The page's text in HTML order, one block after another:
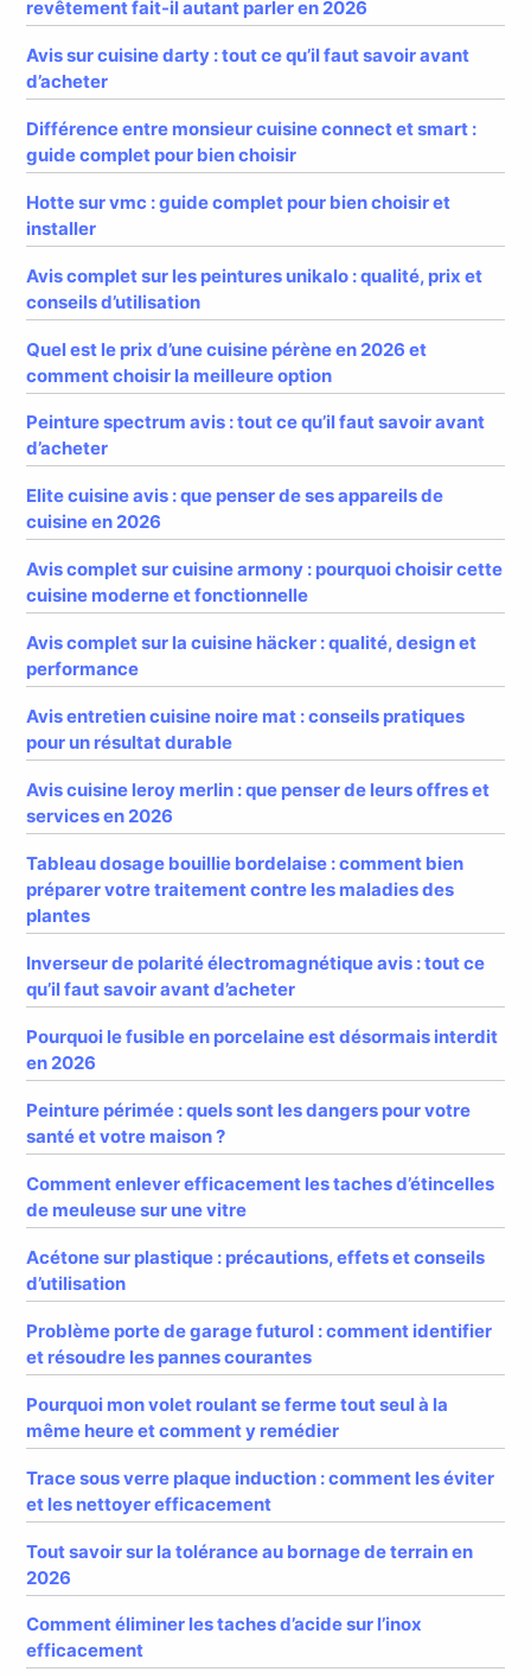
revêtement fait-il autant parler en 2026
Avis sur cuisine darty : tout ce qu’il faut savoir avant
d’acheter
Différence entre monsieur cuisine connect et smart :
guide complet pour bien choisir
Hotte sur vmc : guide complet pour bien choisir et
installer
Avis complet sur les peintures unikalo : qualité, prix et
conseils d’utilisation
Quel est le prix d’une cuisine pérène en 2026 et
comment choisir la meilleure option
Peinture spectrum avis : tout ce qu’il faut savoir avant
d’acheter
Elite cuisine avis : que penser de ses appareils de
cuisine en 2026
Avis complet sur cuisine armony : pourquoi choisir cette
cuisine moderne et fonctionnelle
Avis complet sur la cuisine häcker : qualité, design et
performance
Avis entretien cuisine noire mat : conseils pratiques
pour un résultat durable
Avis cuisine leroy merlin : que penser de leurs offres et
services en 2026
Tableau dosage bouillie bordelaise : comment bien
préparer votre traitement contre les maladies des
plantes
Inverseur de polarité électromagnétique avis : tout ce
qu’il faut savoir avant d’acheter
Pourquoi le fusible en porcelaine est désormais interdit
en 2026
Peinture périmée : quels sont les dangers pour votre
santé et votre maison ?
Comment enlever efficacement les taches d’étincelles
de meuleuse sur une vitre
Acétone sur plastique : précautions, effets et conseils
d’utilisation
Problème porte de garage futurol : comment identifier
et résoudre les pannes courantes
Pourquoi mon volet roulant se ferme tout seul à la
même heure et comment y remédier
Trace sous verre plaque induction : comment les éviter
et les nettoyer efficacement
Tout savoir sur la tolérance au bornage de terrain en
2026
Comment éliminer les taches d’acide sur l’inox
efficacement